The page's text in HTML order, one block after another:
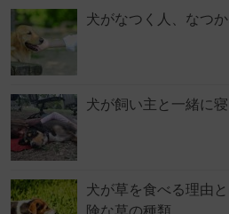
犬がなつく人、なつ
犬が飼い主と一緒に
犬が草を食べる理由
険な草の種類